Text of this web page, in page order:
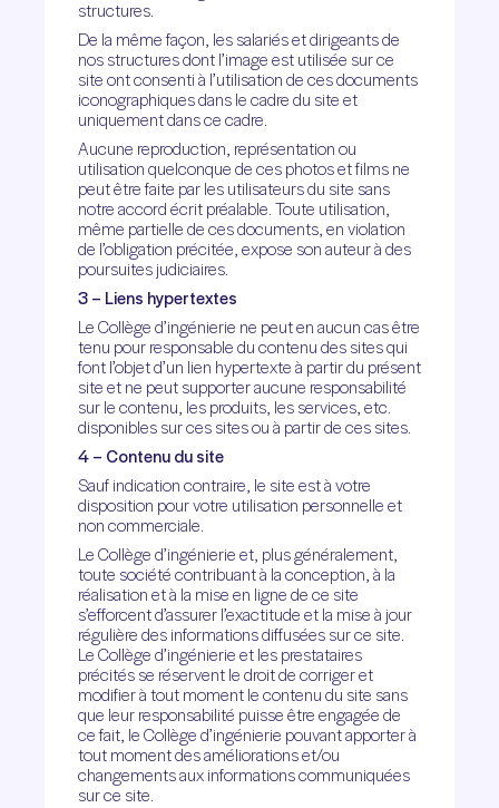
structures.
De la même façon, les salariés et dirigeants de
nos structures dont l’image est utilisée sur ce
site ont consenti à l’utilisation de ces documents
iconographiques dans le cadre du site et
uniquement dans ce cadre.
Aucune reproduction, représentation ou
utilisation quelconque de ces photos et films ne
peut être faite par les utilisateurs du site sans
notre accord écrit préalable. Toute utilisation,
même partielle de ces documents, en violation
de l’obligation précitée, expose son auteur à des
poursuites judiciaires.
3 – Liens hypertextes
Le Collège d’ingénierie ne peut en aucun cas être
tenu pour responsable du contenu des sites qui
font l’objet d’un lien hypertexte à partir du présent
site et ne peut supporter aucune responsabilité
sur le contenu, les produits, les services, etc.
disponibles sur ces sites ou à partir de ces sites.
4 – Contenu du site
Sauf indication contraire, le site est à votre
disposition pour votre utilisation personnelle et
non commerciale.
Le Collège d’ingénierie et, plus généralement,
toute société contribuant à la conception, à la
réalisation et à la mise en ligne de ce site
s’efforcent d’assurer l’exactitude et la mise à jour
régulière des informations diffusées sur ce site.
Le Collège d’ingénierie et les prestataires
précités se réservent le droit de corriger et
modifier à tout moment le contenu du site sans
que leur responsabilité puisse être engagée de
ce fait, le Collège d’ingénierie pouvant apporter à
tout moment des améliorations et/ou
changements aux informations communiquées
sur ce site.